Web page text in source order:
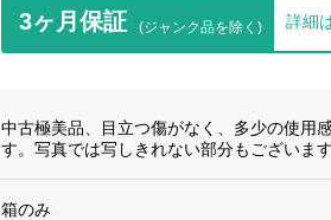
3ヶ月保証 (ジャンク品を除く) 詳細
中古極美品、目立つ傷がなく、多少の使用
す。写真では写しきれない部分もございま
箱のみ